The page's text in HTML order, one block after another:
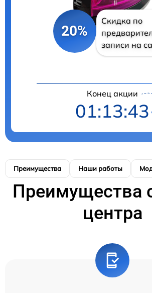
20%
Скидка по
записи на
Конец акции
01:13:42
Преимущества Наши работы
Преимущества
центра